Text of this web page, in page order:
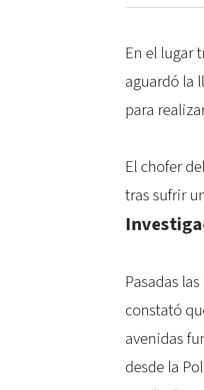
En el lugar
aguardó la
para
El chofer
tras sufrir
Pasadas
constató
avenidas
desde la